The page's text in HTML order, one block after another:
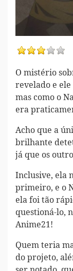
O mistério
revelado e
mas como o
era
Acho que a
brilhante
já que os
Inclusive, ela
primeiro, e o
ela foi tão
questioná-lo,
Anime21!
Quem teria
do projeto,